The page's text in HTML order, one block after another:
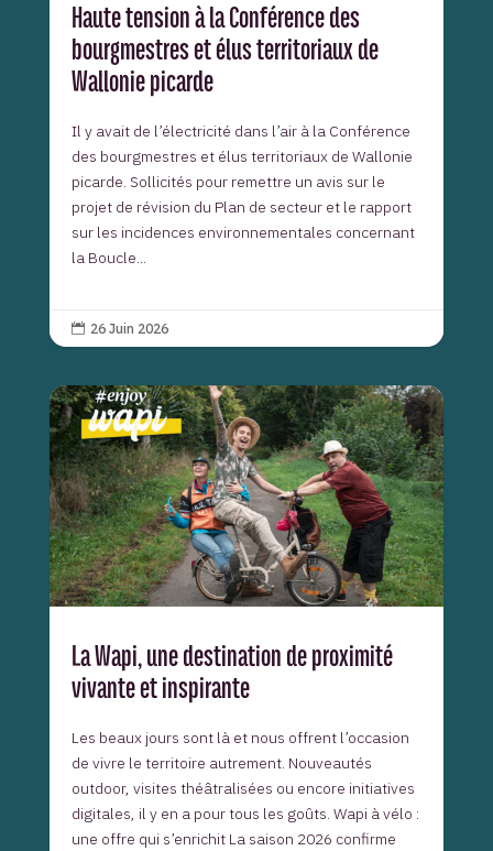
Haute tension à la Conférence des
bourgmestres et élus territoriaux de
Wallonie picarde
Il y avait de l’électricité dans l’air à la Conférence
des bourgmestres et élus territoriaux de Wallonie
picarde. Sollicités pour remettre un avis sur le
projet de révision du Plan de secteur et le rapport
sur les incidences environnementales concernant
la Boucle...
 26 Juin 2026
La Wapi, une destination de proximité
vivante et inspirante
Les beaux jours sont là et nous offrent l’occasion
de vivre le territoire autrement. Nouveautés
outdoor, visites théâtralisées ou encore initiatives
digitales, il y en a pour tous les goûts. Wapi à vélo :
une offre qui s’enrichit La saison 2026 confirme